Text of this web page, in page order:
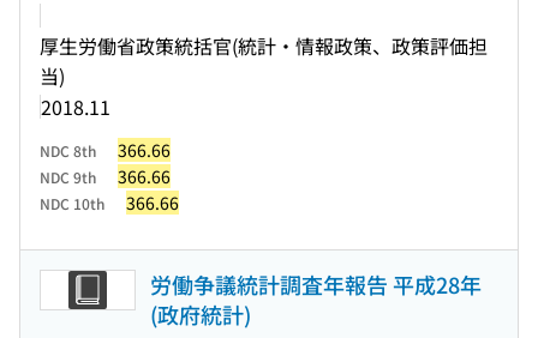
厚生労働省政策統括官(統計・情報政策、政策評価担
当)
2018.11
NDC 8th 366.66
NDC 9th 366.66
NDC 10th 366.66
労働争議統計調査年報告 平成28年
(政府統計)